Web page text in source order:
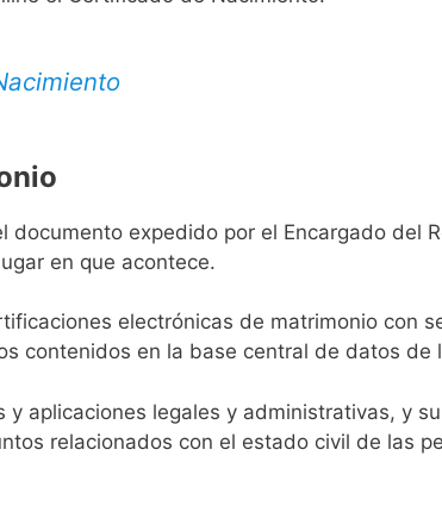
documento expedido por el Encargado del
en que acontece.
electrónicas de matrimonio con
contenidos en la base central de datos de
aplicaciones legales y administrativas, y
relacionados con el estado civil de las